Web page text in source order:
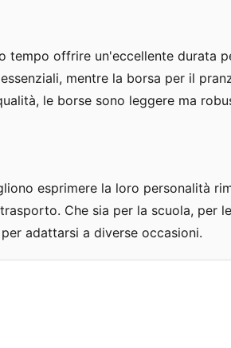
offrire un'eccellente durata
mentre la borsa per il
le borse sono leggere ma
esprimere la loro personalità
Che sia per la scuola, per
adattarsi a diverse occasioni.